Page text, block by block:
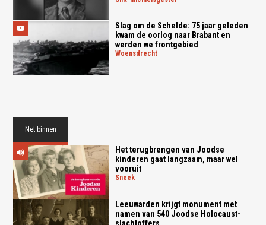
Slag om de Schelde: 75 jaar geleden
kwam de oorlog naar Brabant en
werden we frontgebied
woensdrecht
Net binnen
Het terugbrengen van Joodse
kinderen gaat langzaam, maar wel
vooruit
sneek
Leeuwarden krijgt monument met
namen van 540 Joodse Holocaust-